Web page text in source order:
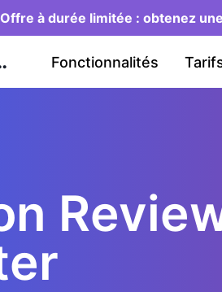
Offre à durée limitée : obtenez
Fonctionnalités